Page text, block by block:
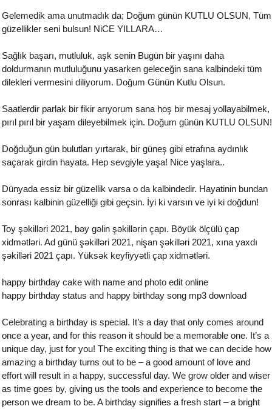
Gelemedik ama unutmadık da; Doğum günün KUTLU OLSUN, Tüm
güzellikler seni bulsun! NiCE YILLARA…
Sağlık başarı, mutluluk, aşk senin Bugün bir yaşını daha
doldurmanın mutluluğunu yasarken geleceğin sana kalbindeki tüm
dilekleri vermesini diliyorum. Doğum Günün Kutlu Olsun.
Saatlerdir parlak bir fikir arıyorum sana hoş bir mesaj yollayabilmek,
pırıl pırıl bir yaşam dileyebilmek için. Doğum günün KUTLU OLSUN!
Doğduğun gün bulutları yırtarak, bir güneş gibi etrafına aydınlık
saçarak girdin hayata. Hep sevgiyle yaşa! Nice yaşlara..
Dünyada essiz bir güzellik varsa o da kalbindedir. Hayatinin bundan
sonrası kalbinin güzelliği gibi geçsin. İyi ki varsın ve iyi ki doğdun!
Toy şəkilləri 2021, bəy gəlin şəkillərin çapı. Böyük ölçülü çap
xidmətləri. Ad günü şəkilləri 2021, nişan şəkilləri 2021, xına yaxdı
şəkilləri 2021 çapı. Yüksək keyfiyyətli çap xidmətləri.
happy birthday cake with name and photo edit online
happy birthday status and happy birthday song mp3 download
Celebrating a birthday is special. It’s a day that only comes around
once a year, and for this reason it should be a memorable one. It’s a
unique day, just for you! The exciting thing is that we can decide how
amazing a birthday turns out to be – a good amount of love and
effort will result in a happy, successful day. We grow older and wiser
as time goes by, giving us the tools and experience to become the
person we dream to be. A birthday signifies a fresh start – a bright